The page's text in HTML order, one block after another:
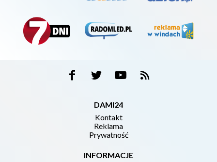
DAMI24
Kontakt
Reklama
Prywatność
INFORMACJE